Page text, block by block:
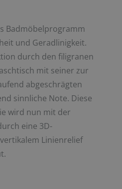
Badmöbelprogramm
und Geradlinigkeit.
durch den filigranen
mit seiner zur
abgeschrägten
sinnliche Note. Diese
wird nun mit der
eine 3D-
Linienrelief